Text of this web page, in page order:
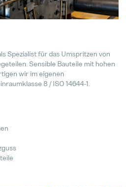
Spezialist für das Umspritzen von
Sensible Bauteile mit hohen
wir im eigenen
8 / ISO 14644-1.